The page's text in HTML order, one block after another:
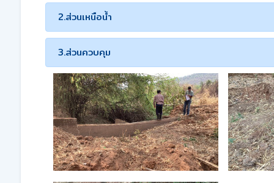
2.ส่วนเหนือน้ำ
3.ส่วนควบคุม